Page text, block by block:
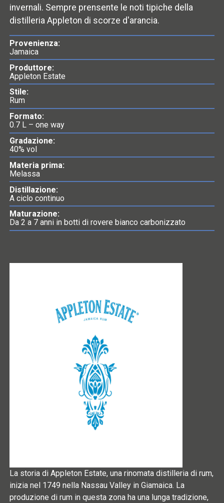
invernali. Sempre prensente le noti tipiche della
distilleria Appleton di scorze d'arancia.
Provenienza:
Jamaica
Produttore:
Appleton Estate
Stile:
Rum
Formato:
0.7 L – one way
Gradazione:
40% vol
Materia prima:
Melassa
Distillazione:
A ciclo continuo
Maturazione:
Da 2 a 7 anni in botti di rovere bianco carbonizzato
La storia di Appleton Estate, una rinomata distilleria di rum,
inizia nel 1749 nella Nassau Valley in Giamaica. La
produzione di rum in questa zona ha una lunga tradizione,